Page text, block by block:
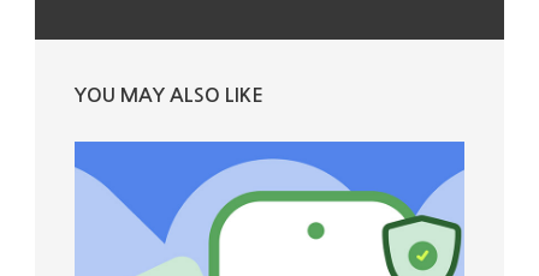
YOU MAY ALSO LIKE